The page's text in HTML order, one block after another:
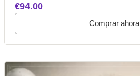
€94.00
Comprar ahora